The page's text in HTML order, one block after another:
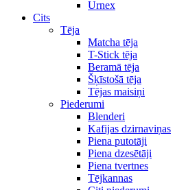
Urnex
Cits
Tēja
Matcha tēja
T-Stick tēja
Beramā tēja
Šķīstošā tēja
Tējas maisiņi
Piederumi
Blenderi
Kafijas dzirnaviņas
Piena putotāji
Piena dzesētāji
Piena tvertnes
Tējkannas